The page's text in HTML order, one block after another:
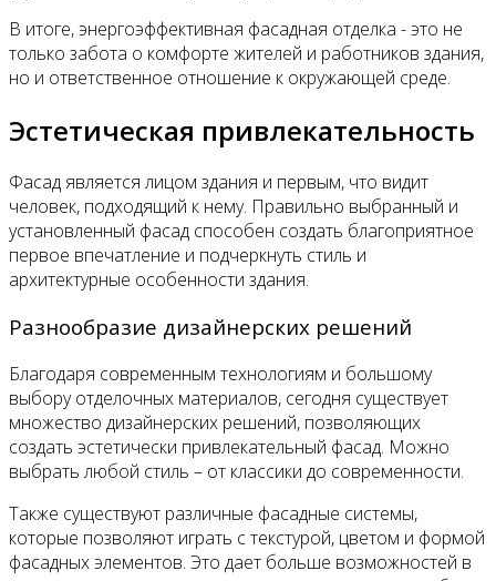
В итоге, энергоэффективная фасадная отделка - это не
только забота о комфорте жителей и работников здания,
но и ответственное отношение к окружающей среде.
Эстетическая привлекательность
Фасад является лицом здания и первым, что видит
человек, подходящий к нему. Правильно выбранный и
установленный фасад способен создать благоприятное
первое впечатление и подчеркнуть стиль и
архитектурные особенности здания.
Разнообразие дизайнерских решений
Благодаря современным технологиям и большому
выбору отделочных материалов, сегодня существует
множество дизайнерских решений, позволяющих
создать эстетически привлекательный фасад. Можно
выбрать любой стиль – от классики до современности.
Также существуют различные фасадные системы,
которые позволяют играть с текстурой, цветом и формой
фасадных элементов. Это дает больше возможностей в